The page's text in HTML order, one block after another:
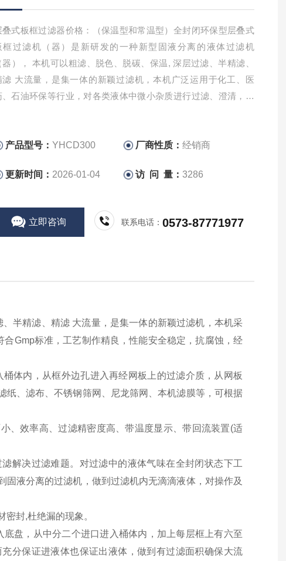
叠式板框过滤器价格：（保温型和常温型）全封闭环保型层叠式
框过滤机（器）是新研发的一种新型固液分离的液体过滤机
器）， 本机可以粗滤、脱色、脱碳、保温, 深层过滤、半精滤、
滤 大流量，是集一体的新颖过滤机，本机广泛运用于化工、医
、石油环保等行业，对各类液体中微小杂质进行过滤、澄清，提
产品型号： YHCD300 厂商性质：经销商
更新时间： 2026-01-04 访 问 量：3286
立即咨询 联系电话：0573-87771977
半精滤、精滤 大流量，是集一体的新颖过滤机，本机采
Gmp标准，工艺制作精良，性能安全稳定，抗腐蚀，经
体内，从框外边孔进入再经网板上的过滤介质，从网板
、滤布、不锈钢筛网、尼龙筛网、本机滤膜等，可根据
、效率高、过滤精密度高、带温度显示、带回流装置(适
解决过滤难题。对过滤中的液体气味在全封闭状态下工
液分离的过滤机，做到过滤机内无滴滴液体，对操作及
封,杜绝漏的现象。
盘，从中分二个进口进入桶体内，加上每层框上有六至
分保证进液体也保证出液体，做到有过滤面积确保大流